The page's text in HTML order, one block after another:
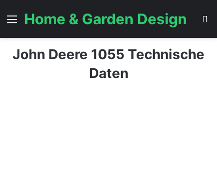
Menü
Home & Garden Design
John Deere 1055 Technische
Daten